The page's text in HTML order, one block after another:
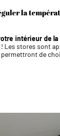
la
intérieur de
Les stores sont
de